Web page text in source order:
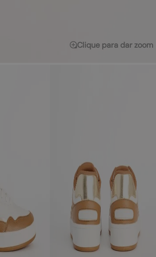
Clique para dar zoom